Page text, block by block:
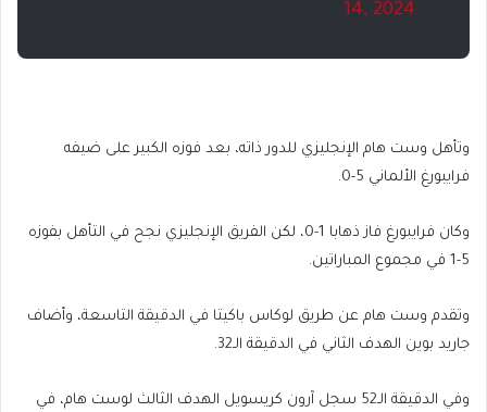
14, 2024
وتأهل وست هام الإنجليزي للدور ذاته، بعد فوزه الكبير على ضيفه
فرايبورغ الألماني 5-0.
وكان فرايبورغ فاز ذهابا 1-0، لكن الفريق الإنجليزي نجح في التأهل بفوزه
5-1 في مجموع المباراتين.
وتقدم وست هام عن طريق لوكاس باكيتا في الدقيقة التاسعة، وأضاف
جاريد بوين الهدف الثاني في الدقيقة الـ32.
وفي الدقيقة الـ52 سجل آرون كريسويل الهدف الثالث لوست هام، في